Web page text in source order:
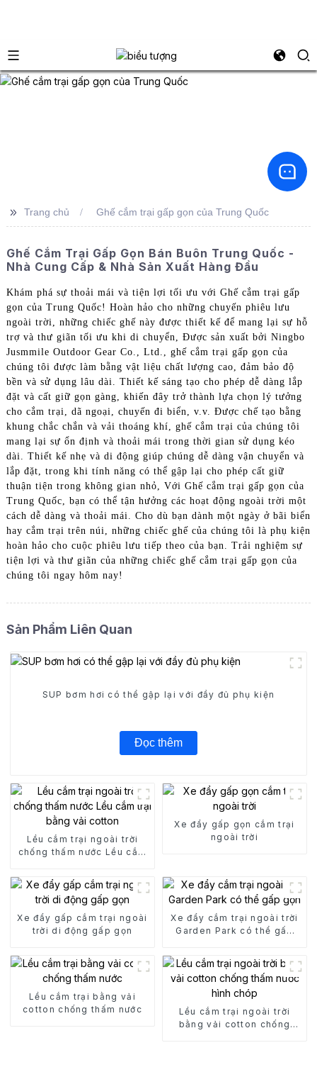
>> Trang chủ Ghế cắm trại gấp gọn của Trung Quốc
Ghế Cắm Trại Gấp Gọn Bán Buôn Trung Quốc -
Nhà Cung Cấp & Nhà Sản Xuất Hàng Đầu
Khám phá sự thoải mái và tiện lợi tối ưu với Ghế cắm trại gấp
gọn của Trung Quốc! Hoàn hảo cho những chuyến phiêu lưu
ngoài trời, những chiếc ghế này được thiết kế để mang lại sự hỗ
trợ và thư giãn tối ưu khi di chuyển, Được sản xuất bởi Ningbo
Jusmmile Outdoor Gear Co., Ltd., ghế cắm trại gấp gọn của
chúng tôi được làm bằng vật liệu chất lượng cao, đảm bảo độ
bền và sử dụng lâu dài. Thiết kế sáng tạo cho phép dễ dàng lắp
đặt và cất giữ gọn gàng, khiến đây trở thành lựa chọn lý tưởng
cho cắm trại, dã ngoại, chuyến đi biển, v.v. Được chế tạo bằng
khung chắc chắn và vải thoáng khí, ghế cắm trại của chúng tôi
mang lại sự ổn định và thoải mái trong thời gian sử dụng kéo
dài. Thiết kế nhẹ và di động giúp chúng dễ dàng vận chuyển và
lắp đặt, trong khi tính năng có thể gập lại cho phép cất giữ
thuận tiện trong không gian nhỏ, Với Ghế cắm trại gấp gọn của
Trung Quốc, bạn có thể tận hưởng các hoạt động ngoài trời một
cách dễ dàng và thoải mái. Cho dù bạn dành một ngày ở bãi biển
hay cắm trại trên núi, những chiếc ghế của chúng tôi là phụ kiện
hoàn hảo cho cuộc phiêu lưu tiếp theo của bạn. Trải nghiệm sự
tiện lợi và thư giãn của những chiếc ghế cắm trại gấp gọn của
chúng tôi ngay hôm nay!
Sản Phẩm Liên Quan
SUP bơm hơi có thể gập lại với đầy đủ phụ kiện
Đọc thêm
Lều cắm trại ngoài trời
chống thấm nước Lều cắm
Xe đẩy gấp gọn cắm trại
ngoài trời
Xe đẩy gấp cắm trại ngoài
trời di động gấp gọn
Xe đẩy cắm trại ngoài trời
Garden Park có thể gấp
Lều cắm trại bằng vải
cotton chống thấm nước
Lều cắm trại ngoài trời
bằng vải cotton chống